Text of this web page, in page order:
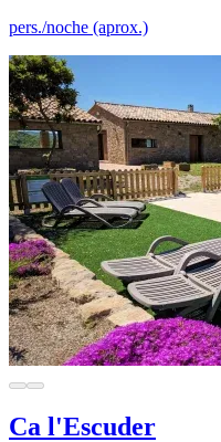
pers./noche (aprox.)
Ca l'Escuder